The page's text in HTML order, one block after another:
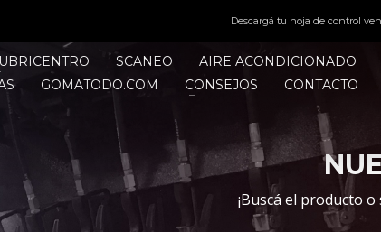
Descargá tu hoja de control
SCANEO AIRE ACONDICIONADO
GOMATODO.COM CONSEJOS CONTACTO
¡Buscá el producto